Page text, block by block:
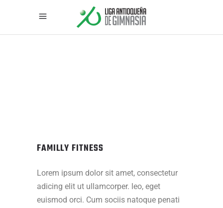
FAMILLY FITNESS
Lorem ipsum dolor sit amet, consectetur
adicing elit ut ullamcorper. leo, eget
euismod orci. Cum sociis natoque penati